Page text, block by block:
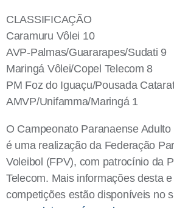
CLASSIFICAÇÃO
Caramuru Vôlei 10
AVP-Palmas/Guararapes/Sudati 9
Maringá Vôlei/Copel Telecom 8
PM Foz do Iguaçu/Pousada
AMVP/Unifamma/Maringá 1
O Campeonato Paranaense
é uma realização da Federação
Voleibol (FPV), com patrocínio da
Telecom. Mais informações desta
competições estão disponíveis no